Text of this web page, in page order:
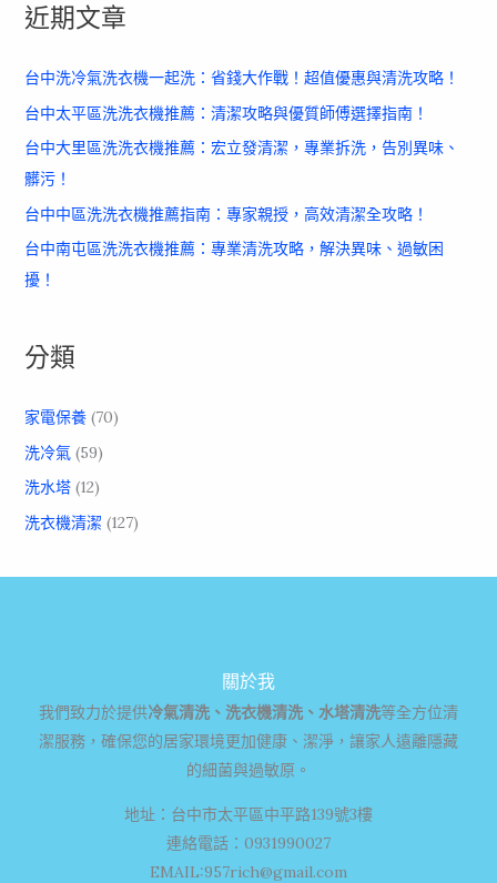
近期文章
台中洗冷氣洗衣機一起洗：省錢大作戰！超值優惠與清洗攻略！
台中太平區洗洗衣機推薦：清潔攻略與優質師傅選擇指南！
台中大里區洗洗衣機推薦：宏立發清潔，專業拆洗，告別異味、
髒污！
台中中區洗洗衣機推薦指南：專家親授，高效清潔全攻略！
台中南屯區洗洗衣機推薦：專業清洗攻略，解決異味、過敏困
擾！
分類
家電保養(70)
洗冷氣(59)
洗水塔(12)
洗衣機清潔 (127)
關於我
我們致力於提供冷氣清洗、洗衣機清洗、水塔清洗等全方位清
潔服務，確保您的居家環境更加健康、潔淨，讓家人遠離隱藏
的細菌與過敏原。
地址：台中市太平區中平路139號3樓
連絡電話：0931990027
EMAIL:957rich@gmail.com